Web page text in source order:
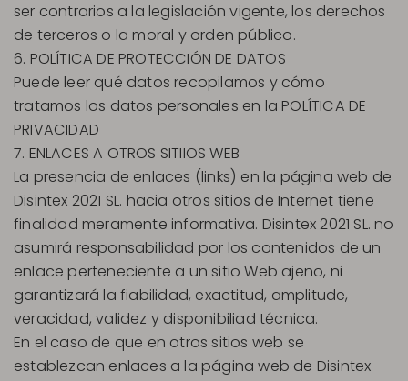
ser contrarios a la legislación vigente, los derechos
de terceros o la moral y orden público.
6. POLÍTICA DE PROTECCIÓN DE DATOS
Puede leer qué datos recopilamos y cómo
tratamos los datos personales en la POLÍTICA DE
PRIVACIDAD
7. ENLACES A OTROS SITIIOS WEB
La presencia de enlaces (links) en la página web de
Disintex 2021 SL. hacia otros sitios de Internet tiene
finalidad meramente informativa. Disintex 2021 SL. no
asumirá responsabilidad por los contenidos de un
enlace perteneciente a un sitio Web ajeno, ni
garantizará la fiabilidad, exactitud, amplitude,
veracidad, validez y disponibiliad técnica.
En el caso de que en otros sitios web se
establezcan enlaces a la página web de Disintex